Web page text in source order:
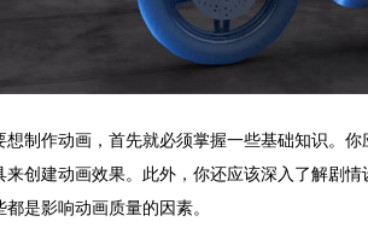
想制作动画，首先就必须掌握一些基础知识。
来创建动画效果。此外，你还应该深入了解剧
都是影响动画质量的因素。